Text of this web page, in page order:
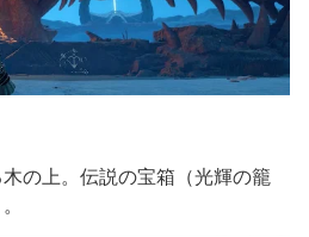
の上。伝説の宝箱（光輝の籠